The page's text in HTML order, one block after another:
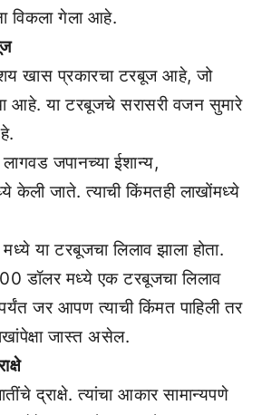
विकला गेला आहे.
खास प्रकारचा टरबूज आहे, जो
आहे. या टरबूजचे सरासरी वजन सुमारे
जपानच्या ईशान्य,
जाते. त्याची किंमतही लाखोंमध्ये
या टरबूजचा लिलाव झाला होता.
डॉलर मध्ये एक टरबूजचा लिलाव
जर आपण त्याची किंमत पाहिली तर
जास्त असेल.
द्राक्षे. त्यांचा आकार सामान्यपणे